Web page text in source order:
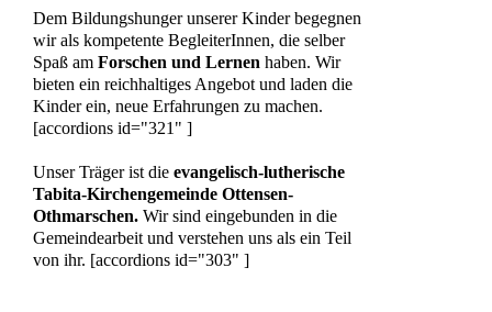
Dem Bildungshunger unserer Kinder begegnen
wir als kompetente BegleiterInnen, die selber
Spaß am Forschen und Lernen haben. Wir
bieten ein reichhaltiges Angebot und laden die
Kinder ein, neue Erfahrungen zu machen.
[accordions id="321" ]
Unser Träger ist die evangelisch-lutherische
Tabita-Kirchengemeinde Ottensen-
Othmarschen. Wir sind eingebunden in die
Gemeindearbeit und verstehen uns als ein Teil
von ihr. [accordions id="303" ]